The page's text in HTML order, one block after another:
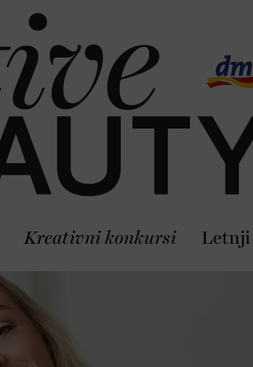
Kreativni konkursi Letnji